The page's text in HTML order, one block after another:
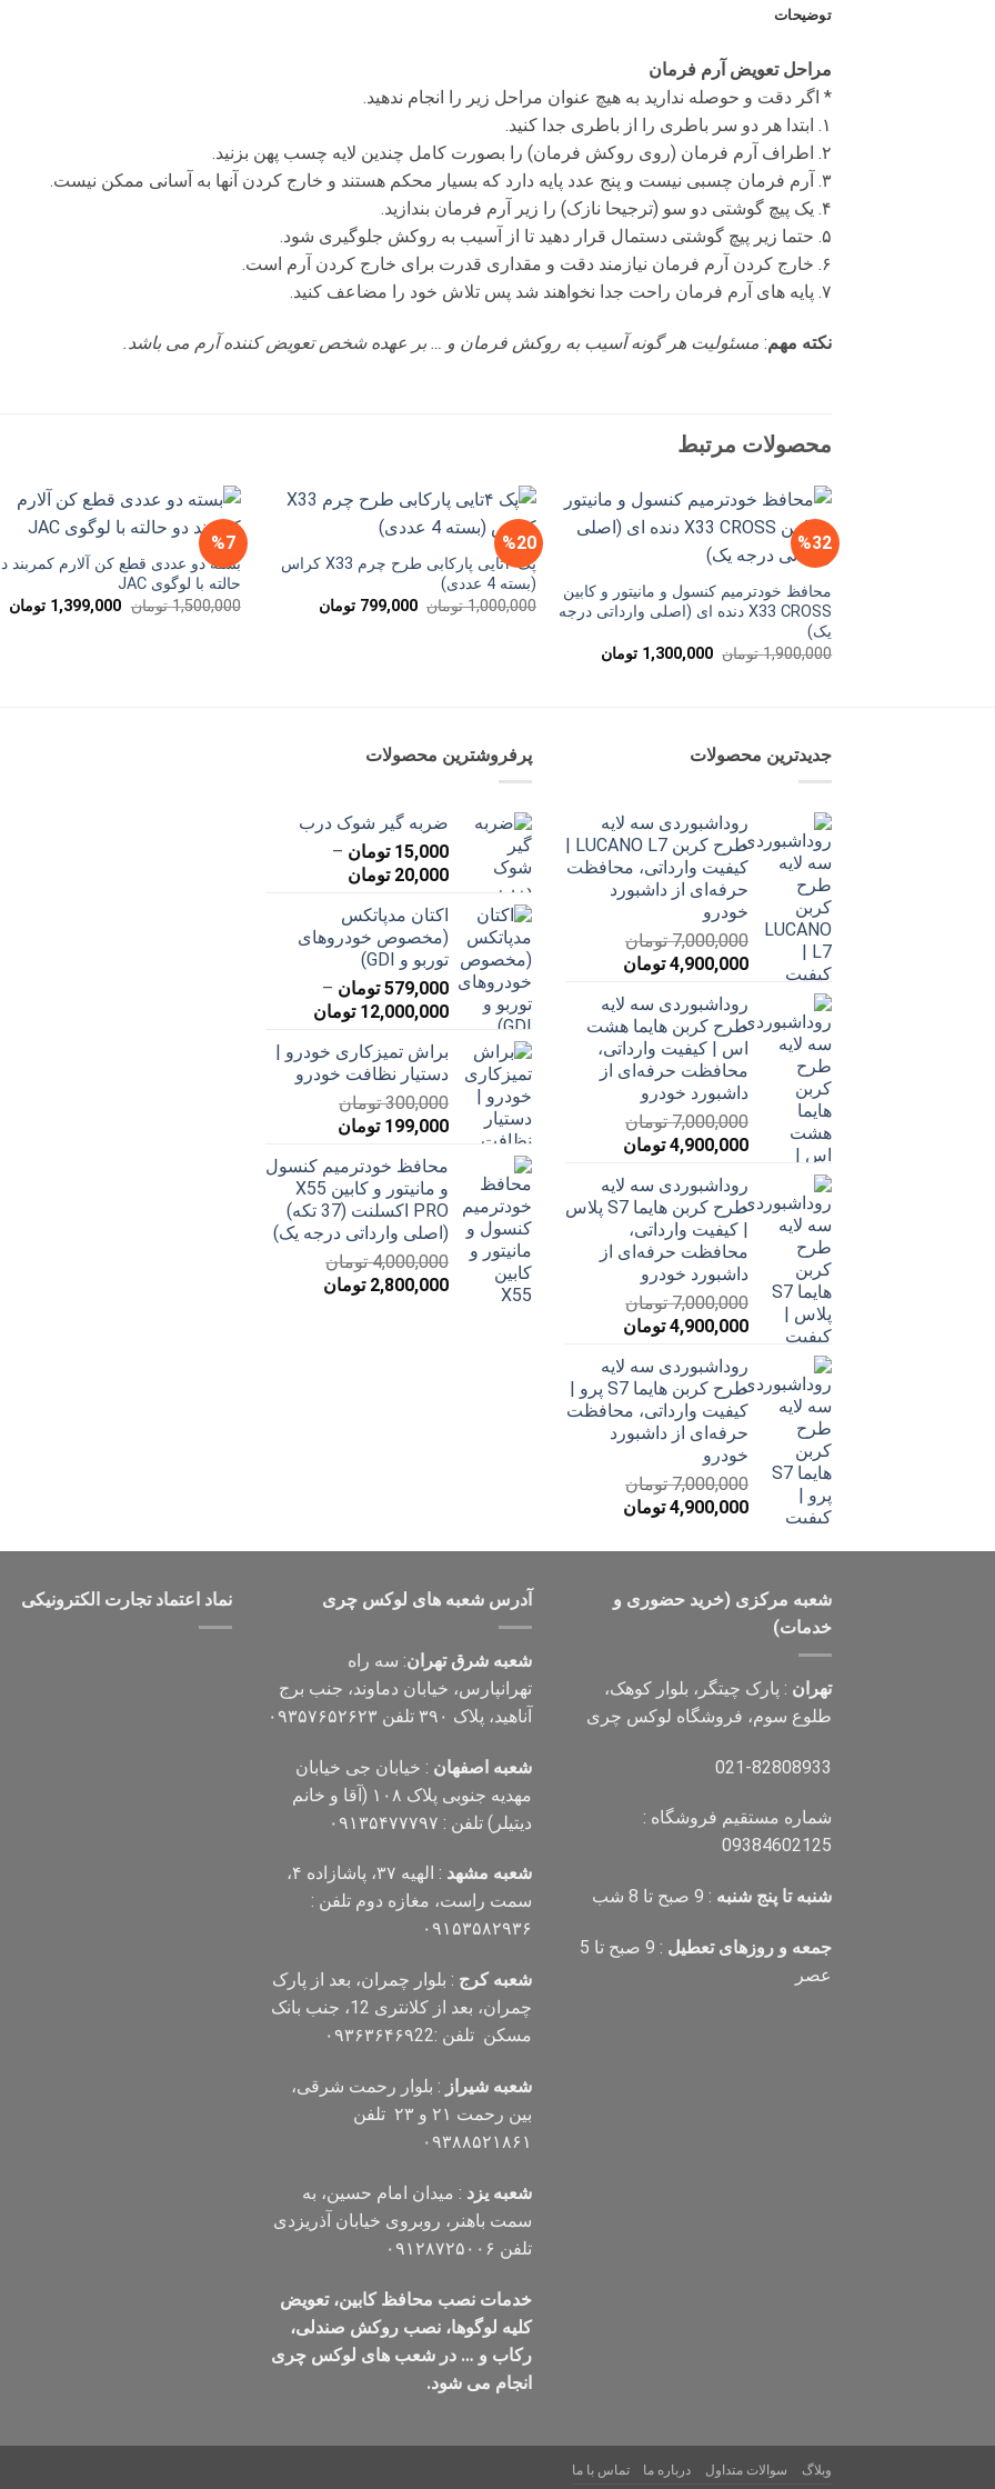
توضیحات
مراحل تعویض آرم فرمان
* اگر دقت و حوصله ندارید به هیچ عنوان مراحل زیر را انجام ندهید.
۱. ابتدا هر دو سر باطری را از باطری جدا کنید.
۲. اطراف آرم فرمان (روی روکش فرمان) را بصورت کامل چندین لایه چسب پهن بزنید.
۳. آرم فرمان چسبی نیست و پنج عدد پایه دارد که بسیار محکم هستند و خارج کردن آنها به آسانی ممکن نیست.
۴. یک پیچ گوشتی دو سو (ترجیحا نازک) را زیر آرم فرمان بندازید.
۵. حتما زیر پیچ گوشتی دستمال قرار دهید تا از آسیب به روکش جلوگیری شود.
۶. خارج کردن آرم فرمان نیازمند دقت و مقداری قدرت برای خارج کردن آرم است.
۷. پایه های آرم فرمان راحت جدا نخواهند شد پس تلاش خود را مضاعف کنید.
نکته مهم: مسئولیت هر گونه آسیب به روکش فرمان و … بر عهده شخص تعویض کننده آرم می باشد.
محصولات مرتبط
%32
محافظ خودترمیم کنسول و مانیتور و کابین
X33 CROSS دنده ای (اصلی وارداتی درجه
یک)
1,900,000 تومان قیمت
اصلی
1,300,000 تومان
%20
پک ۴تایی پارکابی طرح چرم X33 کراس
(بسته 4 عددی)
1,000,000 تومان قیمت
اصلی
799,000 تومان
%7
بسته دو عددی قطع کن آلارم کمربند
حالته با لوگوی JAC
1,500,000 تومان قیمت
اصلی
1,399,000 تومان
جدیدترین محصولات
روداشبوردی سه‌ لایه
کیفیت وارداتی، محافظت
حرفه‌ای از داشبورد
خودرو
7,000,000 تومان
قیمت
7,000,000 تومان
بود.
4,900,000 تومان
4,900,000 تومان
است.
روداشبوردی سه‌ لایه
طرح کربن هایما هشت
اس | کیفیت وارداتی،
محافظت حرفه‌ای از
داشبورد خودرو
7,000,000 تومان
قیمت
7,000,000 تومان
بود.
4,900,000 تومان
4,900,000 تومان
است.
روداشبوردی سه‌ لایه
طرح کربن هایما S7 پلاس
| کیفیت وارداتی،
محافظت حرفه‌ای از
داشبورد خودرو
7,000,000 تومان
قیمت
7,000,000 تومان
بود.
4,900,000 تومان
است.
روداشبوردی سه‌ لایه
طرح کربن هایما S7 پرو |
کیفیت وارداتی، محافظت
حرفه‌ای از داشبورد
خودرو
7,000,000 تومان
قیمت
7,000,000 تومان
4,900,000 تومان
4,900,000 تومان
پرفروشترین محصولات
ضربه گیر شوک درب
15,000 تومان –
20,000 تومان
تا
اکتان مدپاتکس
(مخصوص خودروهای
توربو و GDI)
579,000 تومان –
12,000,000 تومان
تا
براش تمیزکاری خودرو |
دستیار نظافت خودرو
300,000 تومان
قیمت
300,000 تومان
بود.
199,000 تومان
199,000 تومان
است.
محافظ خودترمیم کنسول
و مانیتور و کابین X55
PRO اکسلنت (37 تکه)
(اصلی وارداتی درجه یک)
4,000,000 تومان
قیمت
2,800,000 تومان
شعبه مرکزی (خرید حضوری و
خدمات)
تهران : پارک چیتگر، بلوار کوهک،
طلوع سوم، فروشگاه لوکس چری
021-82808933
شماره مستقیم فروشگاه :
09384602125
شنبه تا پنج شنبه : 9 صبح تا 8 شب
جمعه و روزهای تعطیل
: 9 صبح تا 5
عصر
آدرس شعبه های لوکس چری
شعبه شرق تهران: سه راه
تهرانپارس، خیابان دماوند، جنب برج
آناهید، پلاک ۳۹۰ تلفن ۰۹۳۵۷۶۵۲۶۲۳
شعبه اصفهان : خیابان جی خیابان
مهدیه جنوبی پلاک ۱۰۸ (آقا و خانم
دیتیلر) تلفن : ۰۹۱۳۵۴۷۷۷۹۷
شعبه مشهد
: الهیه ۳۷، پاشازاده ۴،
سمت راست، مغازه دوم تلفن :
۰۹۱۵۳۵۸۲۹۳۶
شعبه کرج : بلوار چمران، بعد از پارک
چمران، بعد از کلانتری 12، جنب بانک
مسکن تلفن :۰۹۳۶۳۶۴۶۹22
شعبه شیراز : بلوار رحمت شرقی،
بین رحمت ۲۱ و ۲۳ تلفن
۰۹۳۸۸۵۲۱۸۶۱
شعبه یزد : میدان امام حسین، به
سمت باهنر، روبروی خیابان آذریزدی
تلفن ۰۹۱۲۸۷۲۵۰۰۶
خدمات نصب محافظ کابین، تعویض
کلیه لوگوها، نصب روکش صندلی،
رکاب و … در شعب های لوکس چری
انجام می شود.
نماد اعتماد تجارت الكترونیكی
وبلاگ سوالات متداول درباره ما تماس با ما